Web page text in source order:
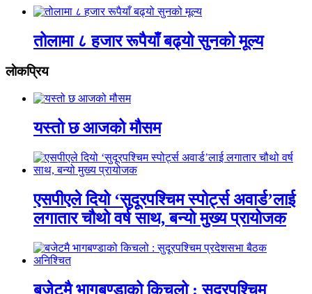
तोलामा ८ हजार रूपैयाँ बढ्यो सुनको मूल्य
लाेकप्रिय
यस्तो छ आजको मौसम
एसपीएले दियो ‘सुदूरपश्चिम स्पोर्ट्स अवार्ड’लाई
लगातार चौथो वर्ष साथ, बन्यो मुख्य प्रायोजक
बजेटमै भागबण्डाको किचलो : सुदूरपश्चिम